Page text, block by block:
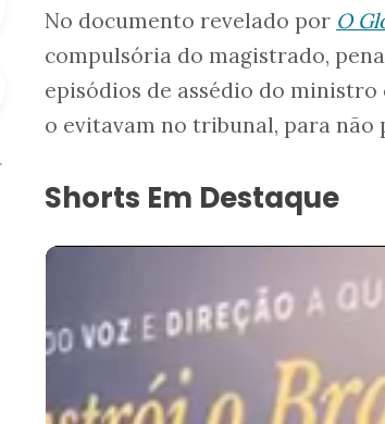
Twitter
No documento revelado por O
compulsória do magistrado,
episódios de assédio do ministro
o evitavam no tribunal, para não
Shorts Em Destaque